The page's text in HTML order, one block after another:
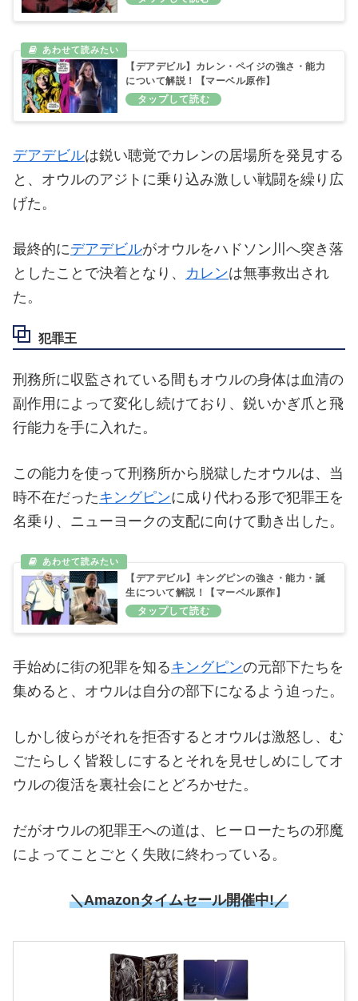
【デアデビル】カレン・ペイジの強さ・能力
について解説！【マーベル原作】
デアデビルは鋭い聴覚でカレンの居場所を発見する
と、オウルのアジトに乗り込み激しい戦闘を繰り広
げた。
最終的にデアデビルがオウルをハドソン川へ突き落
としたことで決着となり、 カレンは無事救出され
た。
犯罪王
刑務所に収監されている間もオウルの身体は血清の
副作用によって変化し続けており、鋭いかぎ爪と飛
行能力を手に入れた。
この能力を使って刑務所から脱獄したオウルは、当
時不在だったキングピンに成り代わる形で犯罪王を
名乗り、ニューヨークの支配に向けて動き出した。
【デアデビル】キングピンの強さ・能力・誕
生について解説！【マーベル原作】
手始めに街の犯罪を知るキングピンの元部下たちを
集めると、オウルは自分の部下になるよう迫った。
しかし彼らがそれを拒否するとオウルは激怒し、む
ごたらしく皆殺しにするとそれを見せしめにしてオ
ウルの復活を裏社会にとどろかせた。
だがオウルの犯罪王への道は、ヒーローたちの邪魔
によってことごとく失敗に終わっている。
＼Amazonタイムセール開催中!／